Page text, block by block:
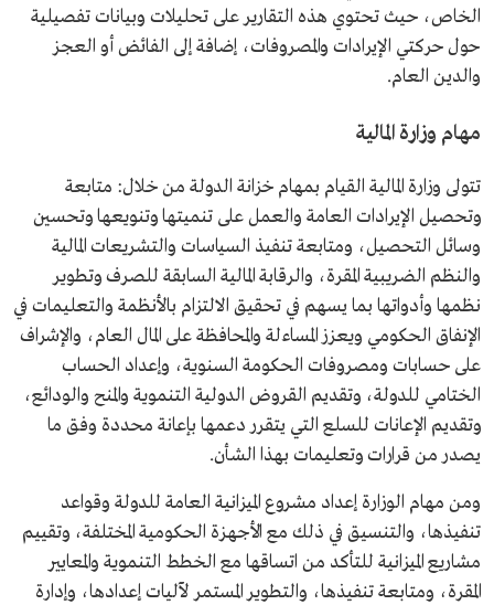
الخاص، حيث تحتوي هذه التقارير على تحليلات وبيانات تفصيلية
حول حركتي الإيرادات والمصروفات، إضافة إلى الفائض أو العجز
والدين العام.
مهام وزارة المالية
تتولى وزارة المالية القيام بمهام خزانة الدولة من خلال: متابعة
وتحصيل الإيرادات العامة والعمل على تنميتها وتنويعها وتحسين
وسائل التحصيل، ومتابعة تنفيذ السياسات والتشريعات المالية
والنظم الضريبية المقرة، والرقابة المالية السابقة للصرف وتطوير
نظمها وأدواتها بما يسهم في تحقيق الالتزام بالأنظمة والتعليمات في
الإنفاق الحكومي ويعزز المساءلة والمحافظة على المال العام، والإشراف
على حسابات ومصروفات الحكومة السنوية، وإعداد الحساب
الختامي للدولة، وتقديم القروض الدولية التنموية والمنح والودائع،
وتقديم الإعانات للسلع التي يتقرر دعمها بإعانة محددة وفق ما
يصدر من قرارات وتعليمات بهذا الشأن.
ومن مهام الوزارة إعداد مشروع الميزانية العامة للدولة وقواعد
تنفيذها، والتنسيق في ذلك مع الأجهزة الحكومية المختلفة، وتقييم
مشاريع الميزانية للتأكد من اتساقها مع الخطط التنموية والمعايير
المقرة، ومتابعة تنفيذها، والتطوير المستمر لآليات إعدادها، وإدارة